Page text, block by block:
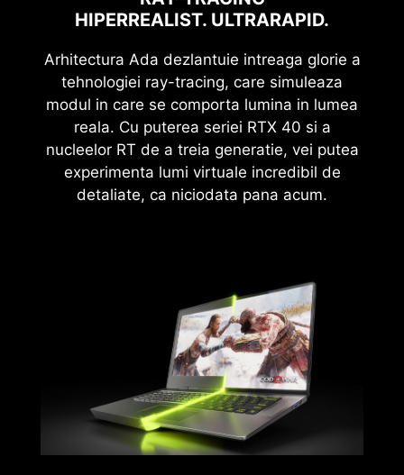
HIPERREALIST. ULTRARAPID.
Arhitectura Ada dezlantuie intreaga glorie a
tehnologiei ray-tracing, care simuleaza
modul in care se comporta lumina in lumea
reala. Cu puterea seriei RTX 40 si a
nucleelor RT de a treia generatie, vei putea
experimenta lumi virtuale incredibil de
detaliate, ca niciodata pana acum.